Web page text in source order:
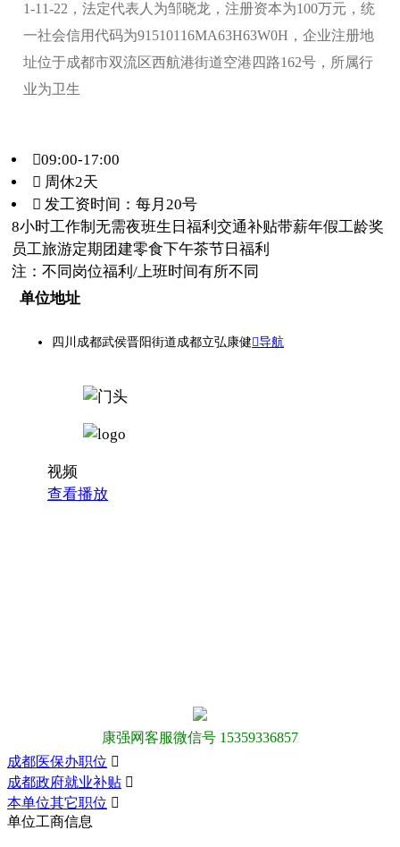
1-11-22，法定代表人为邹晓龙，注册资本为100万元，统
一社会信用代码为91510116MA63H63W0H，企业注册地
址位于成都市双流区西航港街道空港四路162号，所属行
业为卫生
09:00-17:00
 周休2天
 发工资时间：每月20号
8小时工作制 无需夜班生日福利 交通补贴带薪年假工龄奖
员工旅游定期团建零食下午茶节日福利
注：不同岗位福利/上班时间有所不同
单位地址
四川成都武侯晋阳街道成都立弘康健导航
视频
查看播放
康强网客服微信号 15359336857
成都医保办职位 
成都政府就业补贴 
本单位其它职位 
单位工商信息